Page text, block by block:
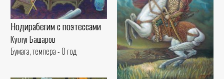
Нодирабегим с поэтессами
Кутлуг Башаров
Бумага, темпера - 0 год